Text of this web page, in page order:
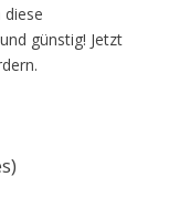
diese
günstig! Jetzt